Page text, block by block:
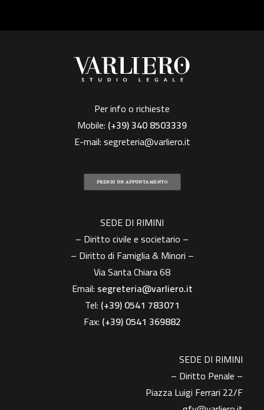
Per info o richieste
Mobile: (+39)340 8503339
E-mail:segreteria@varliero.it
PRENDI UN APPUNTAMENTO
SEDE DI RIMINI
– Diritto civile e societario –
– Diritto di Famiglia & Minori –
Via Santa Chiara 68
Email: segreteria@varliero.it
Tel: (+39) 0541 783071
Fax: (+39)0541 369882
SEDE DI RIMINI
– Diritto Penale –
Piazza Luigi Ferrari 22/F